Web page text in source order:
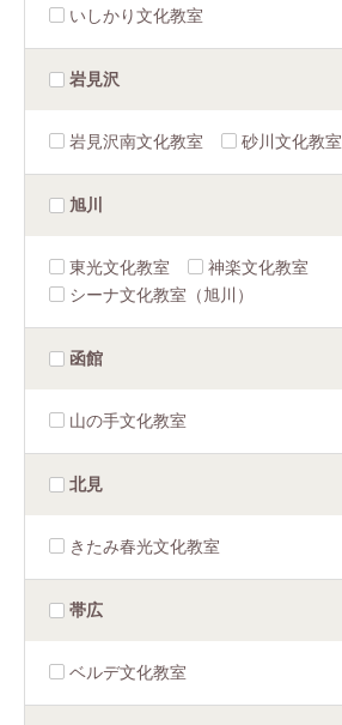
いしかり文化教室
岩見沢
岩見沢南文化教室 砂川文化教室
旭川
東光文化教室
神楽文化教室
シーナ文化教室（旭川）
函館
山の手文化教室
北見
きたみ春光文化教室
帯広
ベルデ文化教室